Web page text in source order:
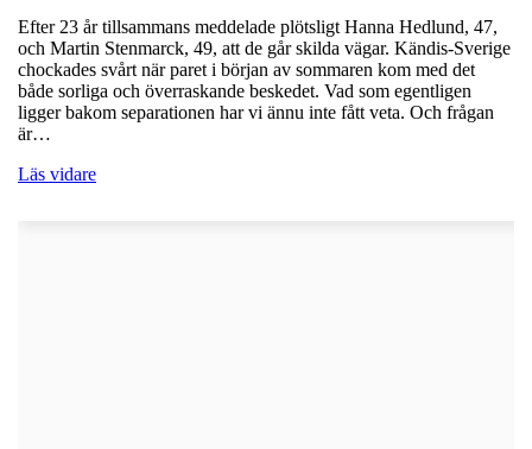
Efter 23 år tillsammans meddelade plötsligt Hanna Hedlund, 47,
och Martin Stenmarck, 49, att de går skilda vägar. Kändis-Sverige
chockades svårt när paret i början av sommaren kom med det
både sorliga och överraskande beskedet. Vad som egentligen
ligger bakom separationen har vi ännu inte fått veta. Och frågan
är…
Läs vidare